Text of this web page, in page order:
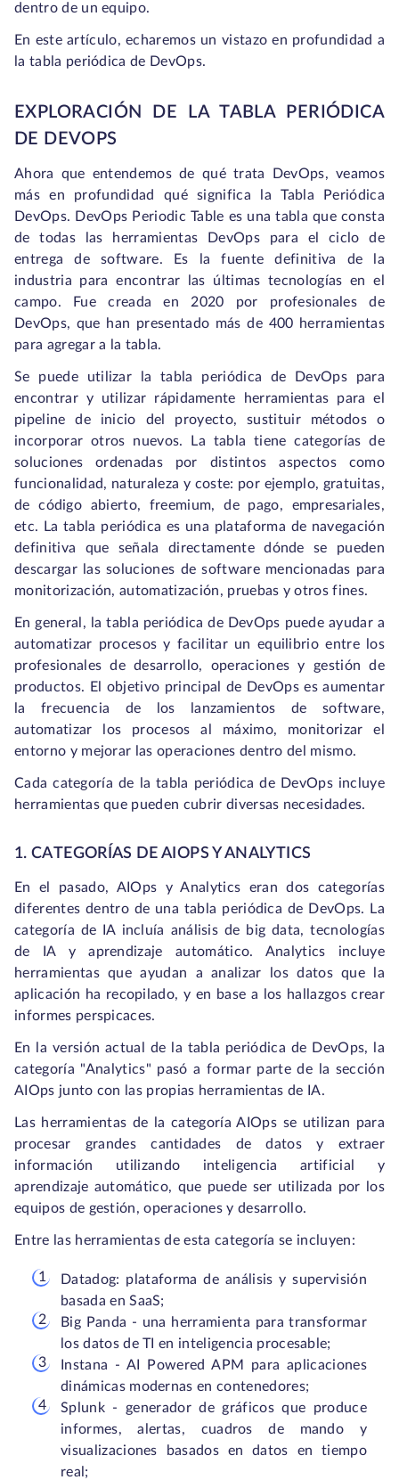
dentro de un equipo.
En este artículo, echaremos un vistazo en profundidad a
la tabla periódica de DevOps.
EXPLORACIÓN DE LA TABLA PERIÓDICA
DE DEVOPS
Ahora que entendemos de qué trata DevOps, veamos
más en profundidad qué significa la Tabla Periódica
DevOps. DevOps Periodic Table es una tabla que consta
de todas las herramientas DevOps para el ciclo de
entrega de software. Es la fuente definitiva de la
industria para encontrar las últimas tecnologías en el
campo. Fue creada en 2020 por profesionales de
DevOps, que han presentado más de 400 herramientas
para agregar a la tabla.
Se puede utilizar la tabla periódica de DevOps para
encontrar y utilizar rápidamente herramientas para el
pipeline de inicio del proyecto, sustituir métodos o
incorporar otros nuevos. La tabla tiene categorías de
soluciones ordenadas por distintos aspectos como
funcionalidad, naturaleza y coste: por ejemplo, gratuitas,
de código abierto, freemium, de pago, empresariales,
etc. La tabla periódica es una plataforma de navegación
definitiva que señala directamente dónde se pueden
descargar las soluciones de software mencionadas para
monitorización, automatización, pruebas y otros fines.
En general, la tabla periódica de DevOps puede ayudar a
automatizar procesos y facilitar un equilibrio entre los
profesionales de desarrollo, operaciones y gestión de
productos. El objetivo principal de DevOps es aumentar
la frecuencia de los lanzamientos de software,
automatizar los procesos al máximo, monitorizar el
entorno y mejorar las operaciones dentro del mismo.
Cada categoría de la tabla periódica de DevOps incluye
herramientas que pueden cubrir diversas necesidades.
1. CATEGORÍAS DE AIOPS Y ANALYTICS
En el pasado, AIOps y Analytics eran dos categorías
diferentes dentro de una tabla periódica de DevOps. La
categoría de IA incluía análisis de big data, tecnologías
de IA y aprendizaje automático. Analytics incluye
herramientas que ayudan a analizar los datos que la
aplicación ha recopilado, y en base a los hallazgos crear
informes perspicaces.
En la versión actual de la tabla periódica de DevOps, la
categoría "Analytics" pasó a formar parte de la sección
AIOps junto con las propias herramientas de IA.
Las herramientas de la categoría AIOps se utilizan para
procesar grandes cantidades de datos y extraer
información utilizando inteligencia artificial y
aprendizaje automático, que puede ser utilizada por los
equipos de gestión, operaciones y desarrollo.
Entre las herramientas de esta categoría se incluyen:
Datadog: plataforma de análisis y supervisión
basada en SaaS;
Big Panda - una herramienta para transformar
los datos de TI en inteligencia procesable;
Instana - AI Powered APM para aplicaciones
dinámicas modernas en contenedores;
Splunk - generador de gráficos que produce
informes, alertas, cuadros de mando y
visualizaciones basados en datos en tiempo
real;